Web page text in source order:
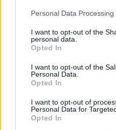
Personal Data
I want to opt-out of the
personal data.
Opted In
I want to opt-out of the
Personal Data.
Opted In
I want to opt-out of
Personal Data for
Opted In
Συνεντεύξεις
Ο Γιώργος Αθανασίου,
βουνό και η αναζήτηση
24.02.26